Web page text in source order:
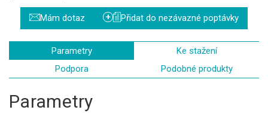
Mám dotaz + Přidat do nezávazné poptávky
Parametry
Ke stažení
Podpora
Podobné produkty
Parametry